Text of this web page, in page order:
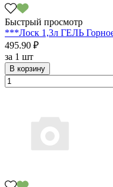
Быстрый просмотр
***Лоск 1,3л ГЕЛЬ
495.90 ₽
за 1 шт
В корзину